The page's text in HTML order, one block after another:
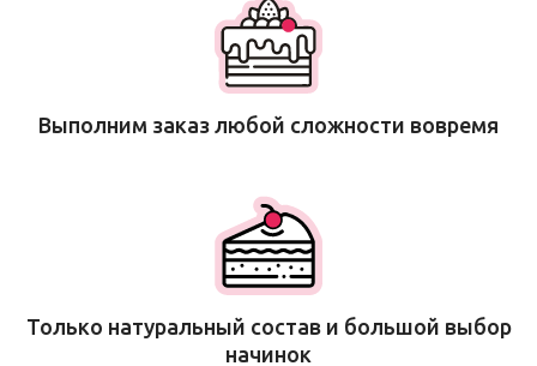
Выполним заказ любой сложности вовремя
Только натуральный состав и большой выбор
начинок